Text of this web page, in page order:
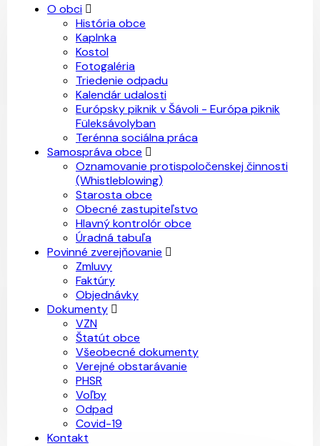
O obci
História obce
Kaplnka
Kostol
Fotogaléria
Triedenie odpadu
Kalendár udalosti
Európsky piknik v Šávoli - Európa piknik
Füleksávolyban
Terénna sociálna práca
Samospráva obce
Oznamovanie protispoločenskej činnosti
(Whistleblowing)
Starosta obce
Obecné zastupiteľstvo
Hlavný kontrolór obce
Úradná tabuľa
Povinné zverejňovanie
Zmluvy
Faktúry
Objednávky
Dokumenty
VZN
Štatút obce
Všeobecné dokumenty
Verejné obstarávanie
PHSR
Voľby
Odpad
Covid-19
Kontakt